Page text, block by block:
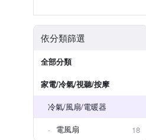
依分類篩選
全部分類
家電/冷氣/視聽/按摩
冷氣/風扇/電暖器
電風扇
18